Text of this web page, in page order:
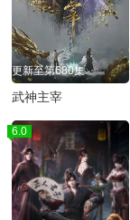
更新至第680集
武神主宰
6.0